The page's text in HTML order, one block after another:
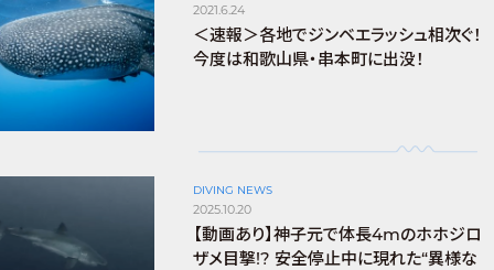
2021.6.24
＜速報＞各地でジンベエラッシュ相次ぐ！
今度は和歌山県・串本町に出没！
DIVING NEWS
2025.10.20
【動画あり】神子元で体長4mのホホジロ
ザメ目撃!? 安全停止中に現れた“異様な